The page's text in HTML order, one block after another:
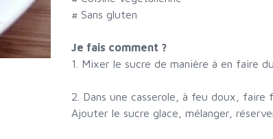
# Sans gluten
Je fais comment ?
1. Mixer le sucre de manière à en faire
2. Dans une casserole, à feu doux, faire
Ajouter le sucre glace, mélanger,